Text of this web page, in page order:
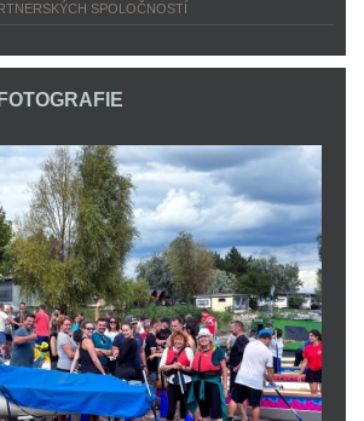
SPOLOČNOSTÍ